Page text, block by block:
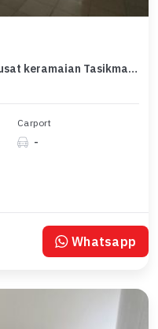
Ruko di daerah strategis dekat pusat keramaian Tasikmalaya
Carport
-
Whatsapp